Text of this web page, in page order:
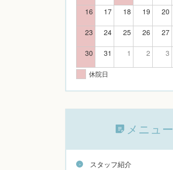
16 17 18 19 20
23 24 25 26 27
30 31 1 2 3
休院日
メニュー
スタッフ紹介